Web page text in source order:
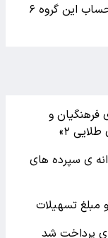
زمان واریز یارانه جدید دولت اعلام شد/ حساب این گروه ۶
فرهنگیان و
۲»
ی سپرده های
مبلغ تسهیلات